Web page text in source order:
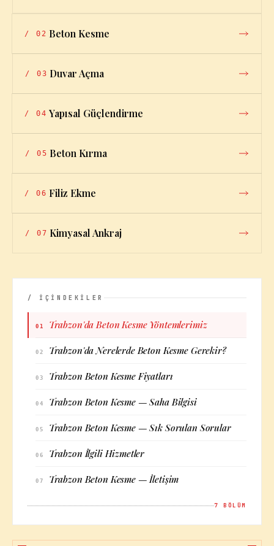
/ 02 Beton Kesme
/ 03 Duvar Açma
/ 04 Yapısal Güçlendirme
/ 05 Beton Kırma
/ 06 Filiz Ekme
/ 07 Kimyasal Ankraj
/ İÇİNDEKİLER
01 Trabzon'da Beton Kesme Yöntemlerimiz
02 Trabzon'da Nerelerde Beton Kesme Gerekir?
03 Trabzon Beton Kesme Fiyatları
04 Trabzon Beton Kesme — Saha Bilgisi
05 Trabzon Beton Kesme — Sık Sorulan Sorular
06 Trabzon İlgili Hizmetler
07 Trabzon Beton Kesme — İletişim
7 BÖLÜM